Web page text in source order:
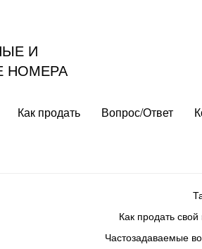
И
НОМЕРА
Как продать Вопрос/Ответ
Как продать
Частозадаваемые